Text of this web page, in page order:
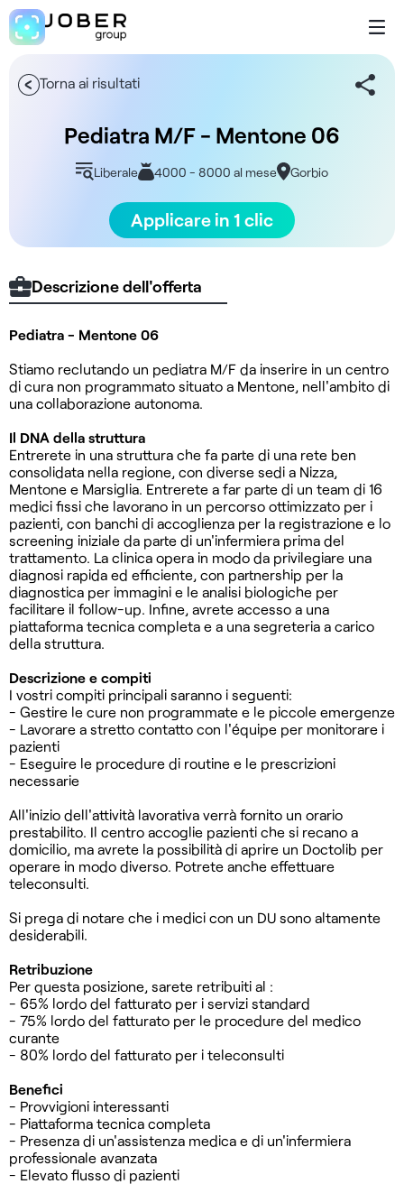
Torna ai risultati
Pediatra M/F - Mentone 06
Liberale 4000 - 8000 al mese Gorbio
Applicare in 1 clic
Descrizione dell'offerta
Pediatra - Mentone 06
Stiamo reclutando un pediatra M/F da inserire in un centro
di cura non programmato situato a Mentone, nell'ambito di
una collaborazione autonoma.
Il DNA della struttura
Entrerete in una struttura che fa parte di una rete ben
consolidata nella regione, con diverse sedi a Nizza,
Mentone e Marsiglia. Entrerete a far parte di un team di 16
medici fissi che lavorano in un percorso ottimizzato per i
pazienti, con banchi di accoglienza per la registrazione e lo
screening iniziale da parte di un'infermiera prima del
trattamento. La clinica opera in modo da privilegiare una
diagnosi rapida ed efficiente, con partnership per la
diagnostica per immagini e le analisi biologiche per
facilitare il follow-up. Infine, avrete accesso a una
piattaforma tecnica completa e a una segreteria a carico
della struttura.
Descrizione e compiti
I vostri compiti principali saranno i seguenti:
- Gestire le cure non programmate e le piccole emergenze
- Lavorare a stretto contatto con l'équipe per monitorare i
pazienti
- Eseguire le procedure di routine e le prescrizioni
necessarie
All'inizio dell'attività lavorativa verrà fornito un orario
prestabilito. Il centro accoglie pazienti che si recano a
domicilio, ma avrete la possibilità di aprire un Doctolib per
operare in modo diverso. Potrete anche effettuare
teleconsulti.
Si prega di notare che i medici con un DU sono altamente
desiderabili.
Retribuzione
Per questa posizione, sarete retribuiti al :
- 65% lordo del fatturato per i servizi standard
- 75% lordo del fatturato per le procedure del medico
curante
- 80% lordo del fatturato per i teleconsulti
Benefici
- Provvigioni interessanti
- Piattaforma tecnica completa
- Presenza di un'assistenza medica e di un'infermiera
professionale avanzata
- Elevato flusso di pazienti